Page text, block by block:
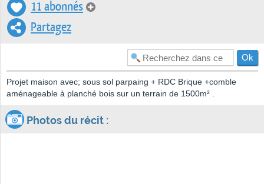
11 abonnés
Partagez
Projet maison avec; sous sol parpaing + RDC Brique +comble
aménageable à planché bois sur un terrain de 1500m² .
Photos du récit :